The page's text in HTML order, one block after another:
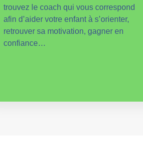
trouvez le coach qui vous correspond
afin d’aider votre enfant à s’orienter,
retrouver sa motivation, gagner en
confiance…